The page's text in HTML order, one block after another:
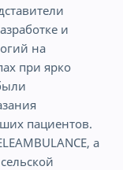
и
на
при ярко
пациентов.
а